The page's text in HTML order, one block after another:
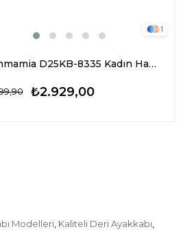
1
Mammamia D25KB-8335 Kadın Hakiki Nubuk Deri Chelsea Bot Taba
₺2.929,00
Modelleri, Kaliteli Deri Ayakkabı,